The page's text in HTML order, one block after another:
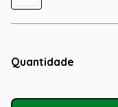
Quantidade